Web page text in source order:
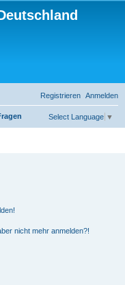
Anmelden
Registrieren
Select Language ▼
nicht mehr anmelden?!